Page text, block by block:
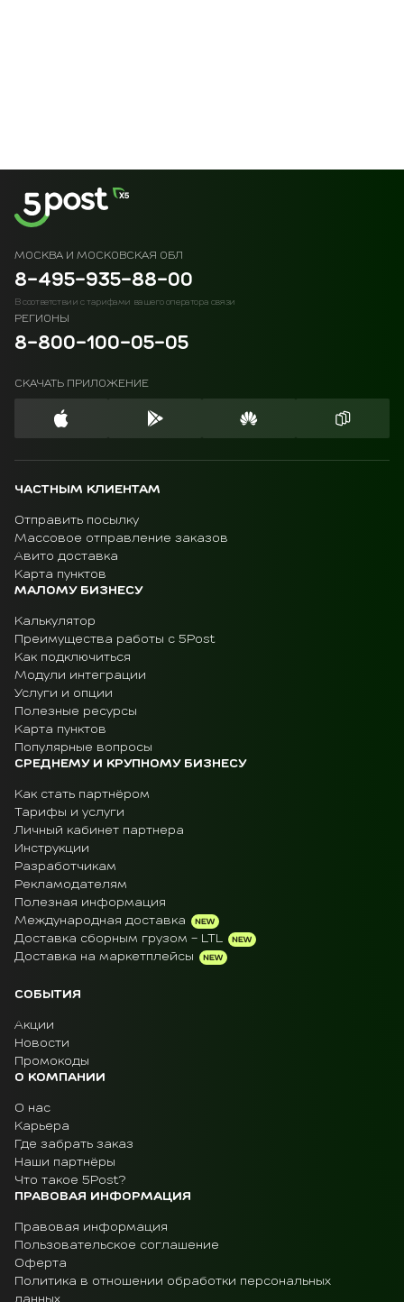
МОСКВА И МОСКОВСКАЯ ОБЛ
8-495-935-88-00
В соответствии с тарифами вашего оператора связи
РЕГИОНЫ
8-800-100-05-05
СКАЧАТЬ ПРИЛОЖЕНИЕ
ЧАСТНЫМ КЛИЕНТАМ
Отправить посылку
Массовое отправление заказов
Авито доставка
Карта пунктов
МАЛОМУ БИЗНЕСУ
Калькулятор
Преимущества работы с 5Post
Как подключиться
Модули интеграции
Услуги и опции
Полезные ресурсы
Карта пунктов
Популярные вопросы
СРЕДНЕМУ И КРУПНОМУ БИЗНЕСУ
Как стать партнёром
Тарифы и услуги
Личный кабинет партнера
Инструкции
Разработчикам
Рекламодателям
Полезная информация
Международная доставка
Доставка сборным грузом - LTL
Доставка на маркетплейсы
СОБЫТИЯ
Акции
Новости
Промокоды
О КОМПАНИИ
О нас
Карьера
Где забрать заказ
Наши партнёры
Что такое 5Post?
ПРАВОВАЯ ИНФОРМАЦИЯ
Правовая информация
Пользовательское соглашение
Оферта
Политика в отношении обработки персональных